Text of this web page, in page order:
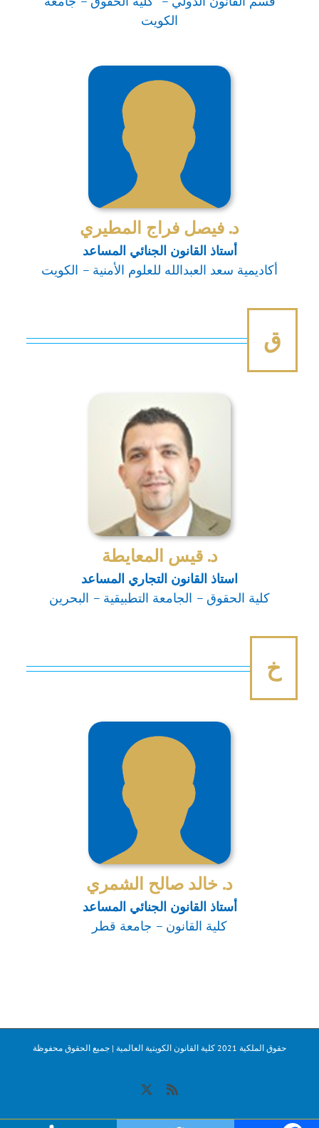
الكويت
د. فيصل فراج المطيري
أستاذ القانون الجنائي المساعد
أكاديمية سعد العبدالله للعلوم الأمنية – الكويت
ق
د. قيس المعايطة
استاذ القانون التجاري المساعد
كلية الحقوق – الجامعة التطبيقية – البحرين
خ
د. خالد صالح الشمري
أستاذ القانون الجنائي المساعد
كلية القانون – جامعة قطر
حقوق الملكية 2021 كلية القانون الكويتية العالمية | جميع الحقوق محفوظة
Rss
X